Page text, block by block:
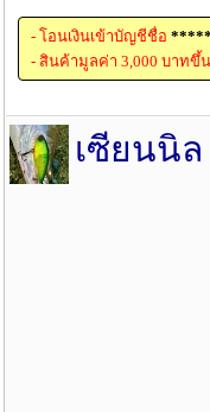
- โอนเงินเข้าบัญชีชื่อ
- สินค้ามูลค่า 3,000 บาทขึ้
เซียนนิล